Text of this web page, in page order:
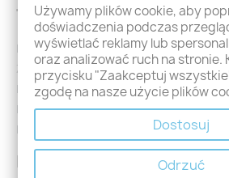
Twoje konto
Logowanie
Załóż konto - Rejestracja
Moje zamówienia
Promocje
Nowości
Kontakt
Używamy plików cookie, aby
doświadczenia podczas
wyświetlać reklamy lub
oraz analizować ruch na stronie.
przycisku "Zaakceptuj
zgodę na nasze użycie plików
Dostosuj
Odrzuć